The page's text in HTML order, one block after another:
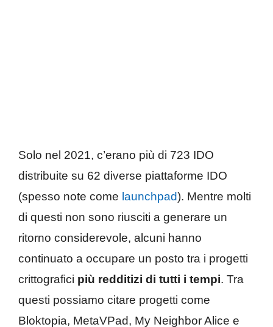
Solo nel 2021, c’erano più di 723 IDO
distribuite su 62 diverse piattaforme IDO
(spesso note come launchpad). Mentre molti
di questi non sono riusciti a generare un
ritorno considerevole, alcuni hanno
continuato a occupare un posto tra i progetti
crittografici più redditizi di tutti i tempi. Tra
questi possiamo citare progetti come
Bloktopia, MetaVPad, My Neighbor Alice e